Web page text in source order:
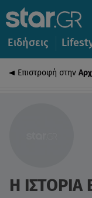
Ειδήσεις
Επιστροφή στην
Η